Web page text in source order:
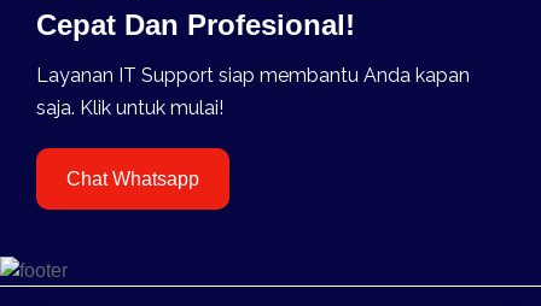
Cepat Dan Profesional!
Layanan IT Support siap membantu Anda kapan
saja. Klik untuk mulai!
Chat Whatsapp